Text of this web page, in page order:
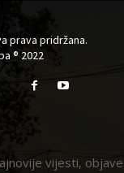
prava pridržana.
® 2022
vijesti,